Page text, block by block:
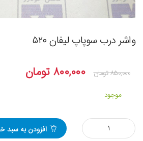
واشر درب سوپاپ لیفان ۵۲۰
۸۵۰,۰۰۰تومان ۸۰۰,۰۰۰ تومان
موجود
مقدار
واشر
افزودن به سبد